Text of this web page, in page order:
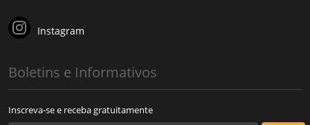
Instagram
Boletins e Informativos
Inscreva-se e receba gratuitamente